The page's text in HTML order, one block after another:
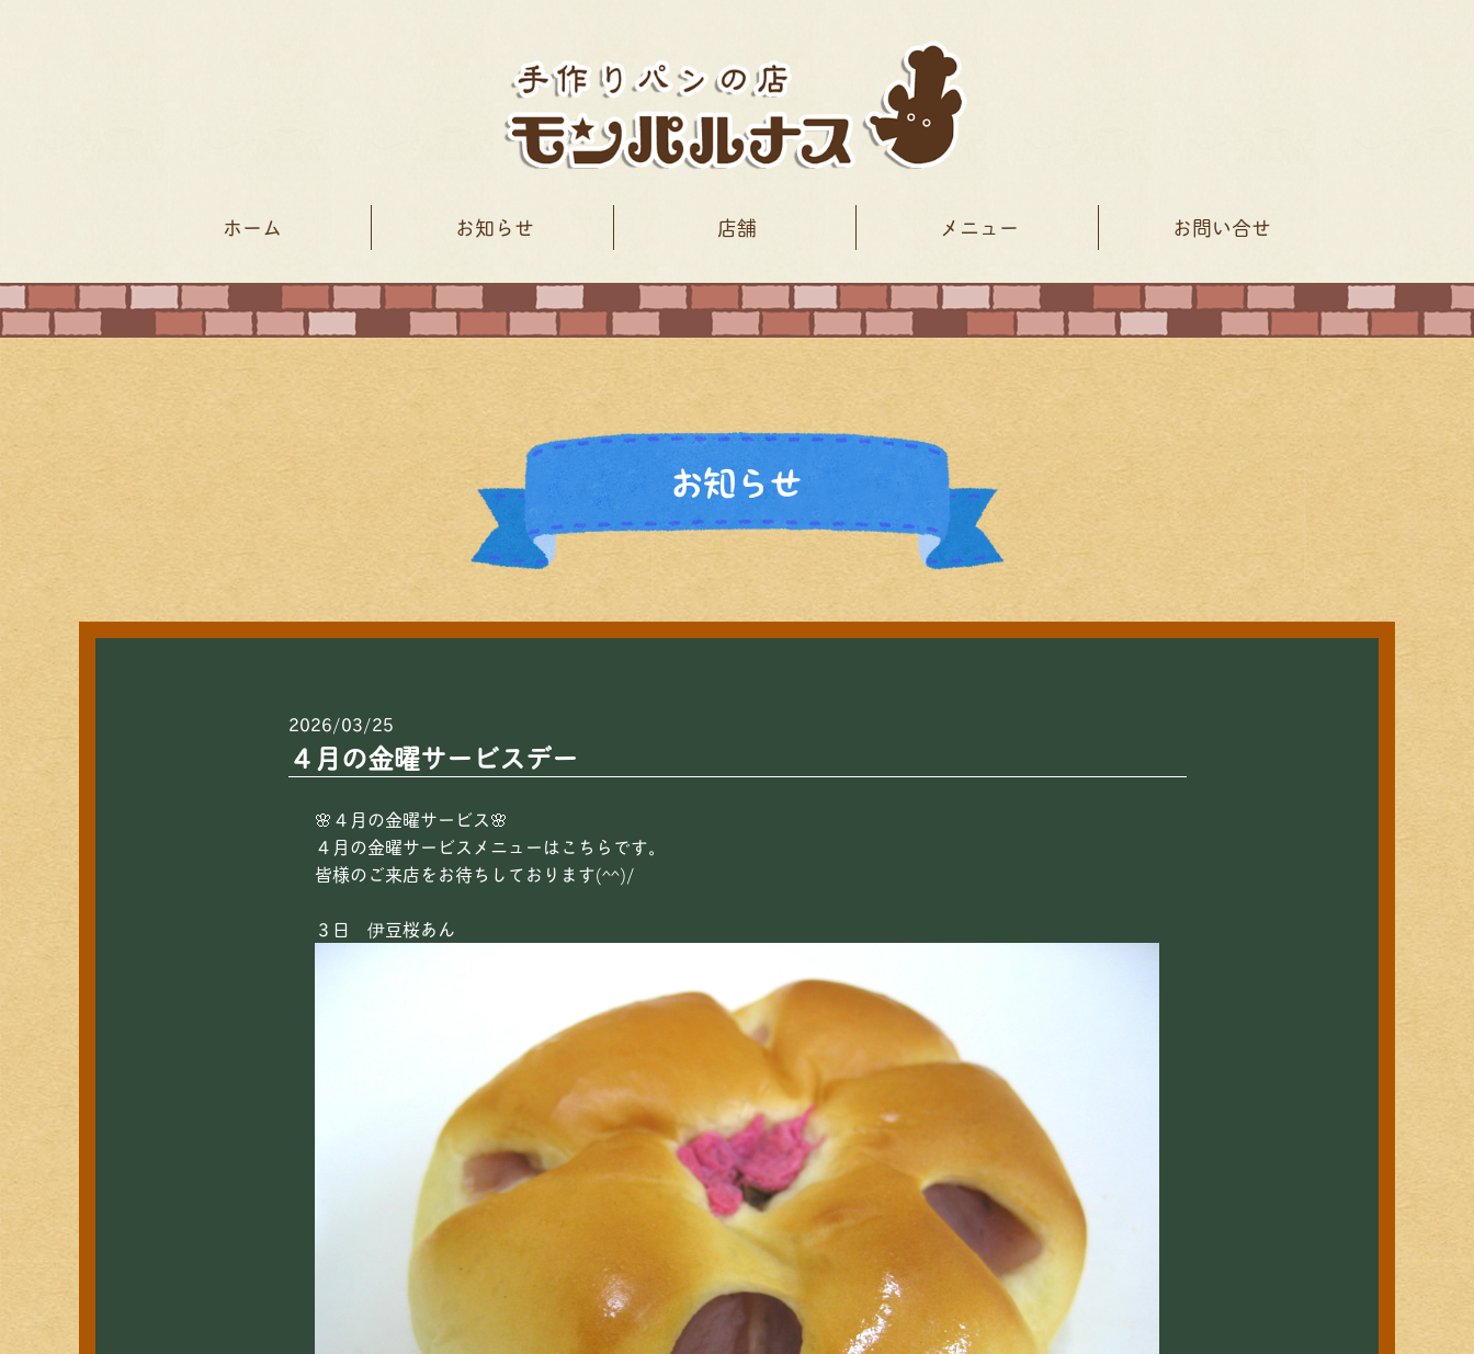
ホーム お知らせ 店舗 メニュー お問い合せ
2026/03/25
４月の金曜サービスデー
🌸４月の金曜サービス🌸
４月の金曜サービスメニューはこちらです。
皆様のご来店をお待ちしております(^^)/
３日 伊豆桜あん